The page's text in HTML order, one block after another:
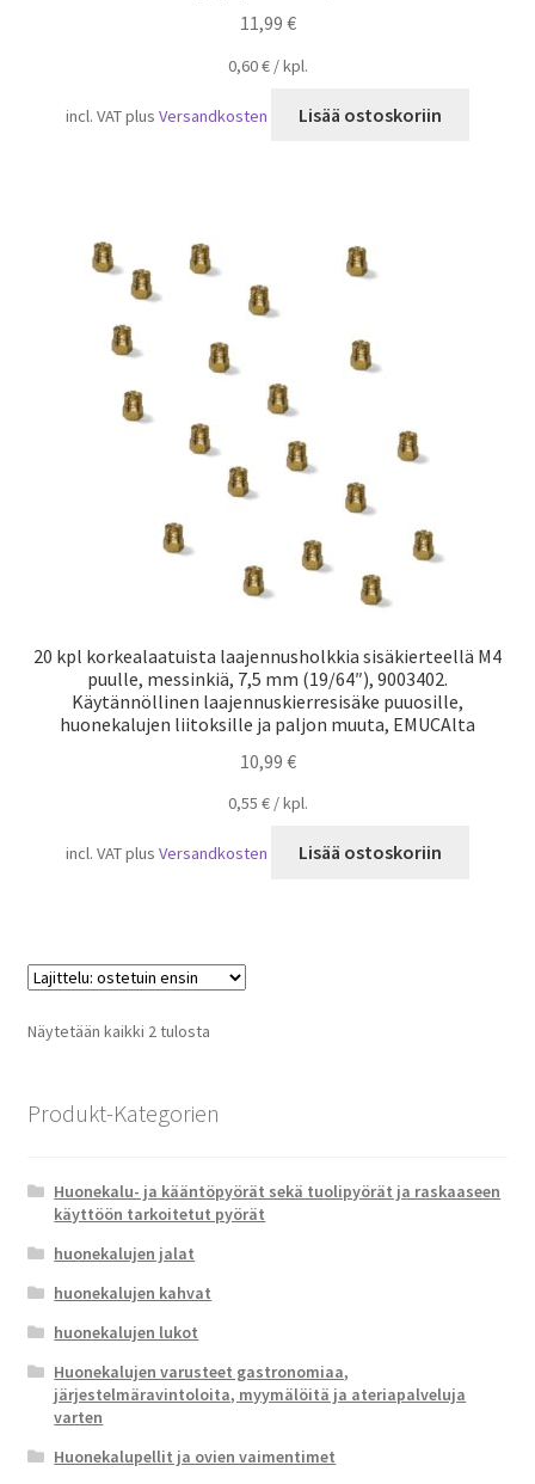
11,99 €
0,60€/kpl.
incl. VATplusVersandkosten Lisää ostoskoriin
20 kpl korkealaatuista laajennusholkkia sisäkierteellä M4
puulle, messinkiä, 7,5 mm (19/64″), 9003402.
Käytännöllinen laajennuskierresisäke puuosille,
huonekalujen liitoksille ja paljon muuta, EMUCAlta
10,99 €
0,55 €/kpl.
incl. VATplusVersandkosten Lisää ostoskoriin
Näytetään kaikki 2 tulostaSuosituimmat
Produkt-Kategorien
Huonekalu- ja kääntöpyörät sekä tuolipyörät ja raskaaseen
käyttöön tarkoitetut pyörät
huonekalujen jalat
huonekalujen kahvat
huonekalujen lukot
Huonekalujen varusteet gastronomiaa,
järjestelmäravintoloita, myymälöitä ja ateriapalveluja
varten
Huonekalupellit ja ovien vaimentimet